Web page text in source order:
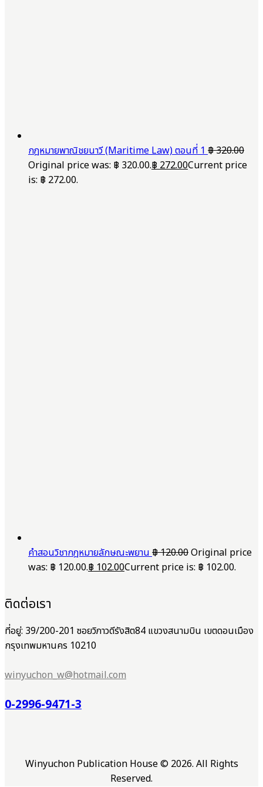
กฎหมายพาณิชยนาวี (Maritime Law) ตอนที่ 1฿320.00
Original price was: ฿ 320.00.฿272.00Current price
is: ฿ 272.00.
คำสอนวิชากฎหมายลักษณะพยาน฿120.00Original price
was: ฿ 120.00.฿102.00Current price is: ฿ 102.00.
ติดต่อเรา
ที่อยู่: 39/200-201 ซอยวิภาวดีรังสิต84 แขวงสนามบิน เขตดอนเมือง
กรุงเทพมหานคร 10210
winyuchon_w@hotmail.com
0-2996-9471-3
Winyuchon Publication House © 2026. All Rights
Reserved.